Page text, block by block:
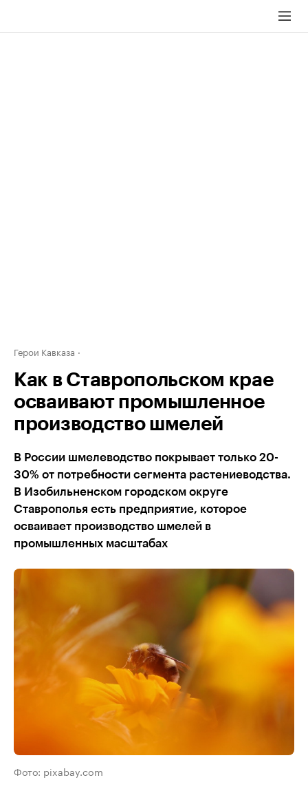
Герои Кавказа
Как в Ставропольском крае
осваивают промышленное
производство шмелей
В России шмелеводство покрывает только 20-
30% от потребности сегмента растениеводства.
В Изобильненском городском округе
Ставрополья есть предприятие, которое
осваивает производство шмелей в
промышленных масштабах
Фото: pixabay.com